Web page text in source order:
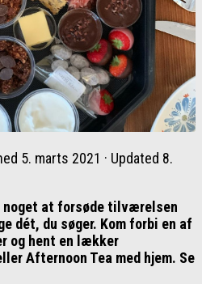
5. marts 2021 · Updated 8.
at forsøde tilværelsen
dét, du søger. Kom forbi en af
og hent en lækker
Afternoon Tea med hjem. Se